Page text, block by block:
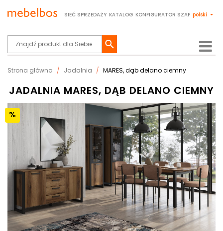
SIEĆ SPRZEDAŻY KATALOG KONFIGURATOR SZAF polski
Strona główna Jadalnia MARES, dąb delano ciemny
JADALNIA MARES, DĄB DELANO CIEMNY